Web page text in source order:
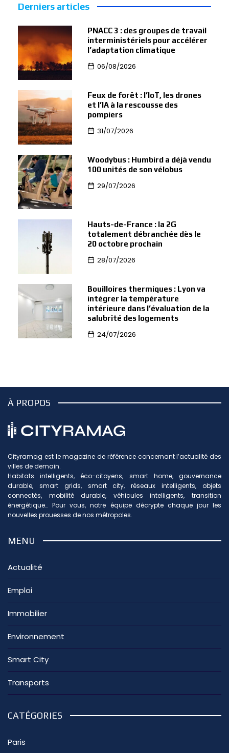
Derniers articles
PNACC 3 : des groupes de travail
interministériels pour accélérer
l’adaptation climatique
06/08/2026
Feux de forêt : l’IoT, les drones
et l’IA à la rescousse des
pompiers
31/07/2026
Woodybus : Humbird a déjà vendu
100 unités de son vélobus
29/07/2026
Hauts-de-France : la 2G
totalement débranchée dès le
20 octobre prochain
28/07/2026
Bouilloires thermiques : Lyon va
intégrer la température
intérieure dans l’évaluation de la
salubrité des logements
24/07/2026
À PROPOS
Cityramag est le magazine de référence concernant l’actualité des
villes de demain.
Habitats intelligents, éco-citoyens, smart home, gouvernance
durable, smart grids, smart city, réseaux intelligents, objets
connectés, mobilité durable, véhicules intelligents, transition
énergétique… Pour vous, notre équipe décrypte chaque jour les
nouvelles prouesses de nos métropoles.
MENU
Actualité
Emploi
Immobilier
Environnement
Smart City
Transports
CATÉGORIES
Paris